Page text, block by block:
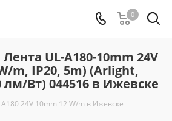
0
UL-A180-10mm 24V
m, IP20, 5m) (Arlight,
Вт) 044516 в Ижевске
24V 10mm 12 W/m в Ижевске